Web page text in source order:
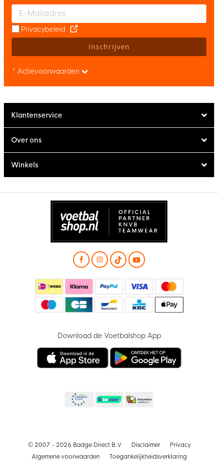
Enter your email and accept the privacy policy to subscribe to
Privacybeleid
Inschrijven
* Actievoorwaarden
Klantenservice
Over ons
Winkels
Download de Voetbalshop App
© 2007 - 2026 Badge Direct B.V Disclaimer
Privacy
Algemene voorwaarden
Toegankelijkheidsverklaring